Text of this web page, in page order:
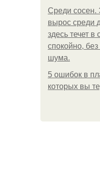
Среди сосен.
вырос среди
здесь течет
спокойно,
шума.
5 ошибок в
которых вы